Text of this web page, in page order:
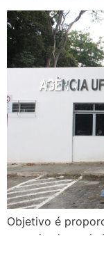
Objetivo é
pesquisadores,